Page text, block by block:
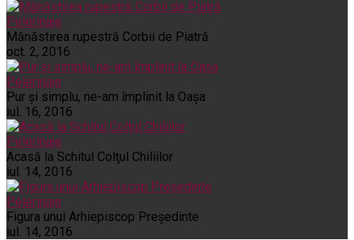
Pelerinaje
Mănăstirea rupestră Corbii de Piatră
oct. 2, 2016
Pelerinaje
Pur şi simplu, ne-am împlinit la Oaşa
iul. 16, 2016
Pelerinaje
Acasă la Schitul Colţul Chiliilor
iul. 14, 2016
Pelerinaje
Figura unui Arhiepiscop Preşedinte
iul. 14, 2016